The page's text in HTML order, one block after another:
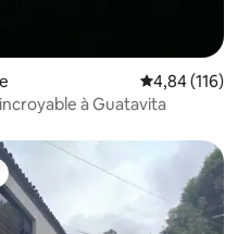
Note
4,84 (116)
à Guatavita
les plus aimés